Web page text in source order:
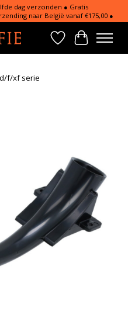
dag verzonden ● Gratis
naar België vanaf €175,00 ●
Verlanglijst
f/xf serie